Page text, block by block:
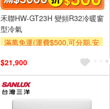
禾聯HW-GT23H 變頻R32冷暖窗
型冷氣
滿萬免運(運費$500,可分期,安
及使用6期以上分期0利率,需付
基本安裝運費)
滿額折$500
$21,900